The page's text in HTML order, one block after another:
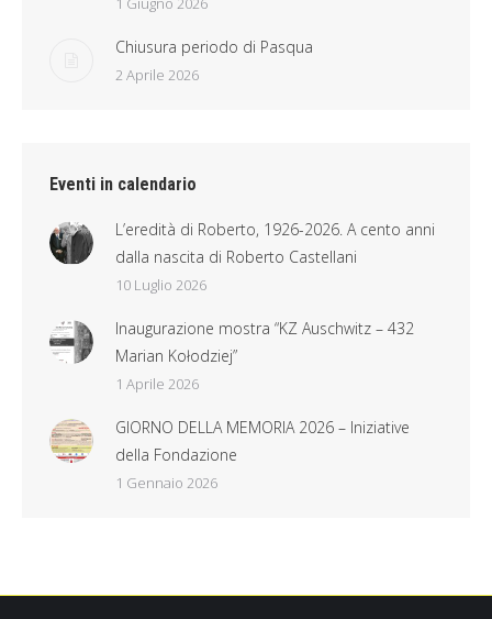
Chiusura periodo di Pasqua
2 Aprile 2026
Eventi in calendario
L’eredità di Roberto, 1926-2026. A cento anni
dalla nascita di Roberto Castellani
10 Luglio 2026
Inaugurazione mostra “KZ Auschwitz – 432
Marian Kołodziej”
1 Aprile 2026
GIORNO DELLA MEMORIA 2026 – Iniziative
della Fondazione
1 Gennaio 2026